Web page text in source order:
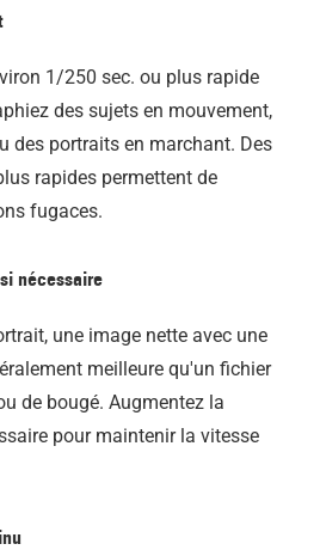
1/250 sec. ou plus rapide
des sujets en mouvement,
des portraits en marchant. Des
rapides permettent de
fugaces.
nécessaire
une image nette avec une
meilleure qu'un fichier
de bougé. Augmentez la
pour maintenir la vitesse